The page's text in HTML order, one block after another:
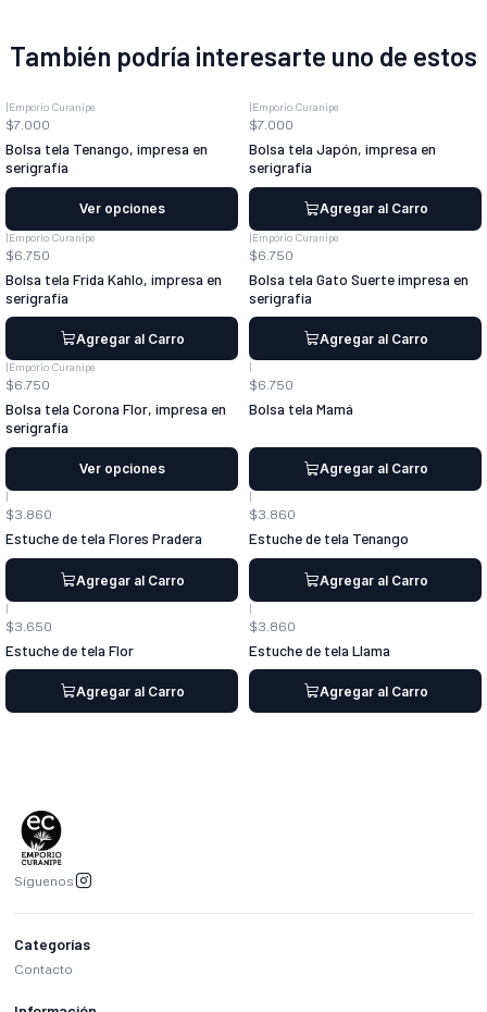
También podría interesarte uno de estos
Emporio Curanipe
$7.000
Bolsa tela Tenango, impresa en
serigrafía
Ver opciones
Emporio Curanipe
$7.000
Bolsa tela Japón, impresa en
serigrafía
Agregar al Carro
|Emporio Curanipe
$6.750
Bolsa tela Frida Kahlo, impresa en
serigrafía
Agregar al Carro
|Emporio Curanipe
$6.750
Bolsa tela Gato Suerte impresa en
serigrafía
Agregar al Carro
|Emporio Curanipe
$6.750
Bolsa tela Corona Flor, impresa en
serigrafía
Ver opciones
|
$6.750
Bolsa tela Mamá
Agregar al Carro
$3.860
Estuche de tela Flores Pradera
Agregar al Carro
$3.860
Estuche de tela Tenango
Agregar al Carro
|
$3.650
Estuche de tela Flor
Agregar al Carro
|
$3.860
Estuche de tela Llama
Agregar al Carro
Síguenos
Categorías
Contacto